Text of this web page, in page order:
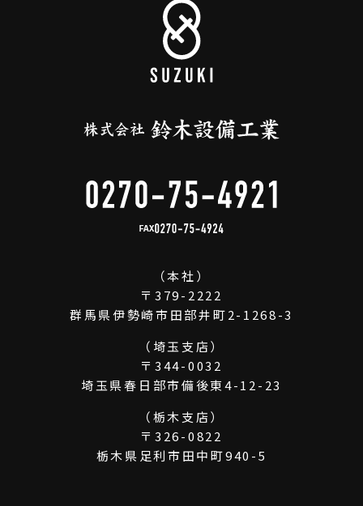
FAX
（本社）
〒379-2222
群馬県伊勢崎市田部井町2-1268-3
（埼玉支店）
〒344-0032
埼玉県春日部市備後東4-12-23
（栃木支店）
〒326-0822
栃木県足利市田中町940-5